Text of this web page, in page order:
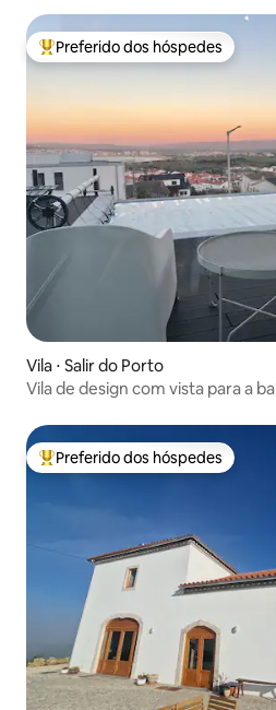
Entre os melhores preferidos dos
Preferido dos hóspedes
Vila ⋅ Salir do Porto
Vila de design com vista para a
Entre os melhores preferidos dos
Preferido dos hóspedes